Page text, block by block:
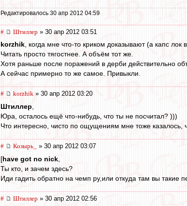
Редактировалось 30 апр 2012 04:59
# Штиллер » 30 апр 2012 03:51
korzhik, когда мне что-то криком доказывают (а капс
Читать просто тягостнее. А объём тот же.
Хотя раньше после поражений в дерби действительно
А сейчас примерно то же самое. Привыкли.
# korzhik » 30 апр 2012 03:20
Штиллер
Юра, осталось ещё что-нибудь, что ты не посчитал? )))
Что интересно, чисто по ощущениям мне тоже казалось,
# Козырь_ » 30 апр 2012 03:07
[have got no nick
Ты кто, и зачем здесь?
Иди гадить обратно на чемп ру,или откуда там вы такие
# Штиллер » 30 апр 2012 02:56